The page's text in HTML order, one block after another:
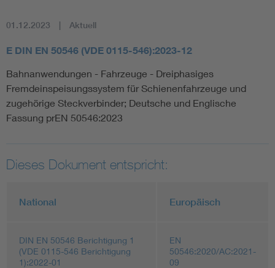
01.12.2023 Aktuell
E DIN EN 50546 (VDE 0115-546):2023-12
Bahnanwendungen - Fahrzeuge - Dreiphasiges
Fremdeinspeisungssystem für Schienenfahrzeuge und
zugehörige Steckverbinder; Deutsche und Englische
Fassung prEN 50546:2023
Dieses Dokument entspricht:
National Europäisch
DIN EN 50546 Berichtigung 1
(VDE 0115-546 Berichtigung
1):2022-01
EN
50546:2020/AC:2021-
09